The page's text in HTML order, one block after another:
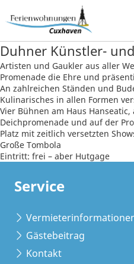
Duhner Künstler-
Artisten und Gaukler aus aller
Promenade die Ehre und
An zahlreichen Ständen und
Kulinarisches in allen Formen
Vier Bühnen am Haus
Deichpromenade und auf der
Platz mit zeitlich versetzten
Große Tombola
Eintritt: frei – aber Hutgage
Service
Gästebeitrag
Kontakt